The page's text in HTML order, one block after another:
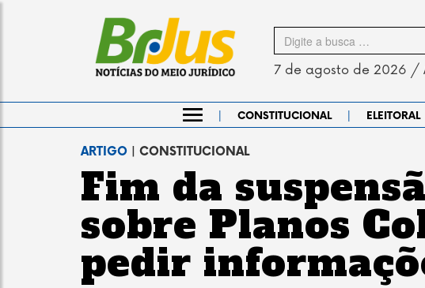
Search
for
7 de agosto de 2026 /
| CONSTITUCIONAL | ELEITORAL
ARTIGO | CONSTITUCIONAL
Fim da
sobre Planos
pedir